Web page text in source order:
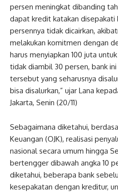
persen meningkat dibanding
dapat kredit katakan disepakati
persennya tidak dicairkan,
melakukan komitmen dengan
harus menyiapkan 100 juta
tidak diambil 30 persen, bank
tersebut yang seharusnya
bisa disalurkan,” ujar Lana
Jakarta, Senin (20/11)
Sebagaimana diketahui,
Keuangan (OJK), realisasi
nasional secara umum hingga
bertengger dibawah angka 10
diketahui, beberapa bank
kesepakatan dengan kreditur,